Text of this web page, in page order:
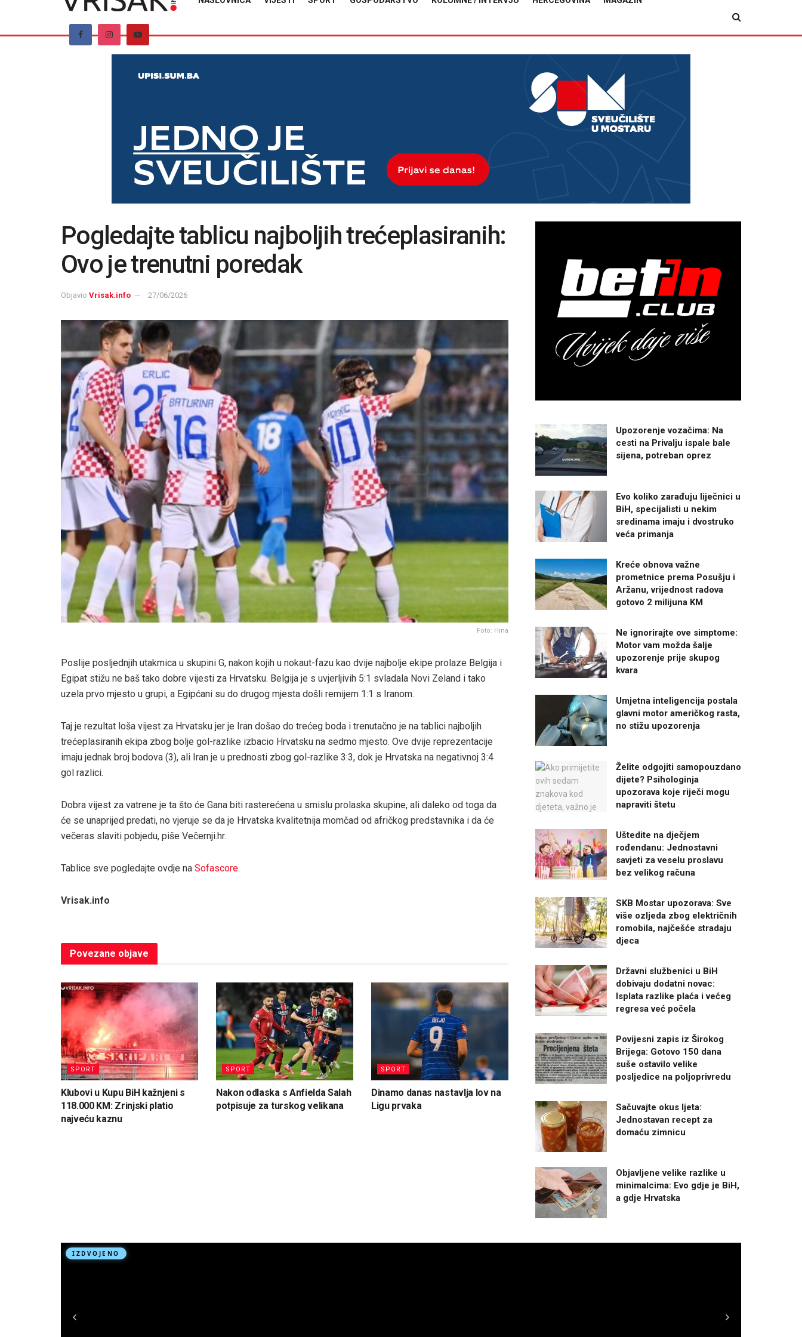
Pogledajte tablicu najboljih trećeplasiranih:
Ovo je trenutni poredak
Objavio Vrisak.info 27/06/2026
Foto: Hina
Poslije posljednjih utakmica u skupini G, nakon kojih u nokaut-fazu kao dvije najbolje ekipe prolaze Belgija i
Egipat stižu ne baš tako dobre vijesti za Hrvatsku. Belgija je s uvjerljivih 5:1 svladala Novi Zeland i tako
uzela prvo mjesto u grupi, a Egipćani su do drugog mjesta došli remijem 1:1 s Iranom.
Taj je rezultat loša vijest za Hrvatsku jer je Iran došao do trećeg boda i trenutačno je na tablici najboljih
trećeplasiranih ekipa zbog bolje gol-razlike izbacio Hrvatsku na sedmo mjesto. Ove dvije reprezentacije
imaju jednak broj bodova (3), ali Iran je u prednosti zbog gol-razlike 3:3, dok je Hrvatska na negativnoj 3:4
gol razlici.
Dobra vijest za vatrene je ta što će Gana biti rasterećena u smislu prolaska skupine, ali daleko od toga da
će se unaprijed predati, no vjeruje se da je Hrvatska kvalitetnija momčad od afričkog predstavnika i da će
večeras slaviti pobjedu, piše Večernji.hr.
Tablice sve pogledajte ovdje na Sofascore.
Vrisak.info
Povezane objave
SPORT
Klubovi u Kupu BiH kažnjeni s
118.000 KM: Zrinjski platio
najveću kaznu
SPORT
Nakon odlaska s Anfielda Salah
potpisuje za turskog velikana
SPORT
Dinamo danas nastavlja lov na
Ligu prvaka
Upozorenje vozačima: Na
cesti na Privalju ispale bale
sijena, potreban oprez
Evo koliko zarađuju liječnici u
BiH, specijalisti u nekim
sredinama imaju i dvostruko
veća primanja
Kreće obnova važne
prometnice prema Posušju i
Aržanu, vrijednost radova
gotovo 2 milijuna KM
Ne ignorirajte ove simptome:
Motor vam možda šalje
upozorenje prije skupog
kvara
Umjetna inteligencija postala
glavni motor američkog rasta,
no stižu upozorenja
Želite odgojiti samopouzdano
dijete? Psihologinja
upozorava koje riječi mogu
napraviti štetu
Uštedite na dječjem
rođendanu: Jednostavni
savjeti za veselu proslavu
bez velikog računa
SKB Mostar upozorava: Sve
više ozljeda zbog električnih
romobila, najčešće stradaju
djeca
Državni službenici u BiH
dobivaju dodatni novac:
Isplata razlike plaća i većeg
regresa već počela
Povijesni zapis iz Širokog
Brijega: Gotovo 150 dana
suše ostavilo velike
posljedice na poljoprivredu
Sačuvajte okus ljeta:
Jednostavan recept za
domaću zimnicu
Objavljene velike razlike u
minimalcima: Evo gdje je BiH,
a gdje Hrvatska